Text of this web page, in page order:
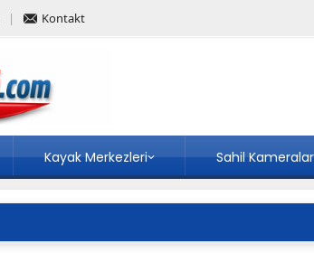
Kontakt
Kayak Merkezleri Sahil